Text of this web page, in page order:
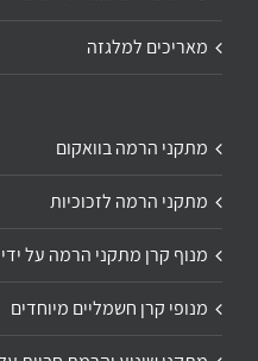
מאריכים למלגזה
מתקני הרמה בוואקום
מתקני הרמה לזכוכיות
מנוף קרן מתקני הרמה על
מנופי קרן חשמליים מיוחדים